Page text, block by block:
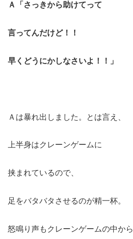
Ａ「さっきから助けてって
言ってんだけど！！
早くどうにかしなさいよ！！」
Ａは暴れ出しました。とは言え、
上半身はクレーンゲームに
挟まれているので、
足をバタバタさせるのが精一杯。
怒鳴り声もクレーンゲームの中から